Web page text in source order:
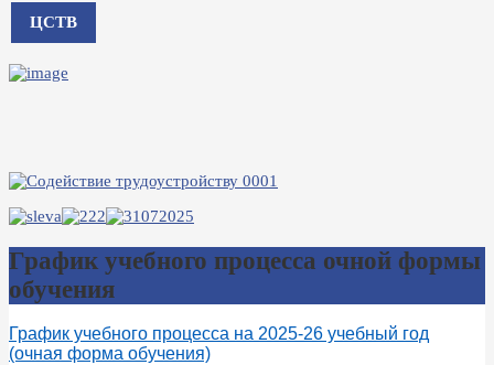
ЦСТВ
График учебного процесса очной формы
обучения
График учебного процесса на 2025-26 учебный год
(очная форма обучения)